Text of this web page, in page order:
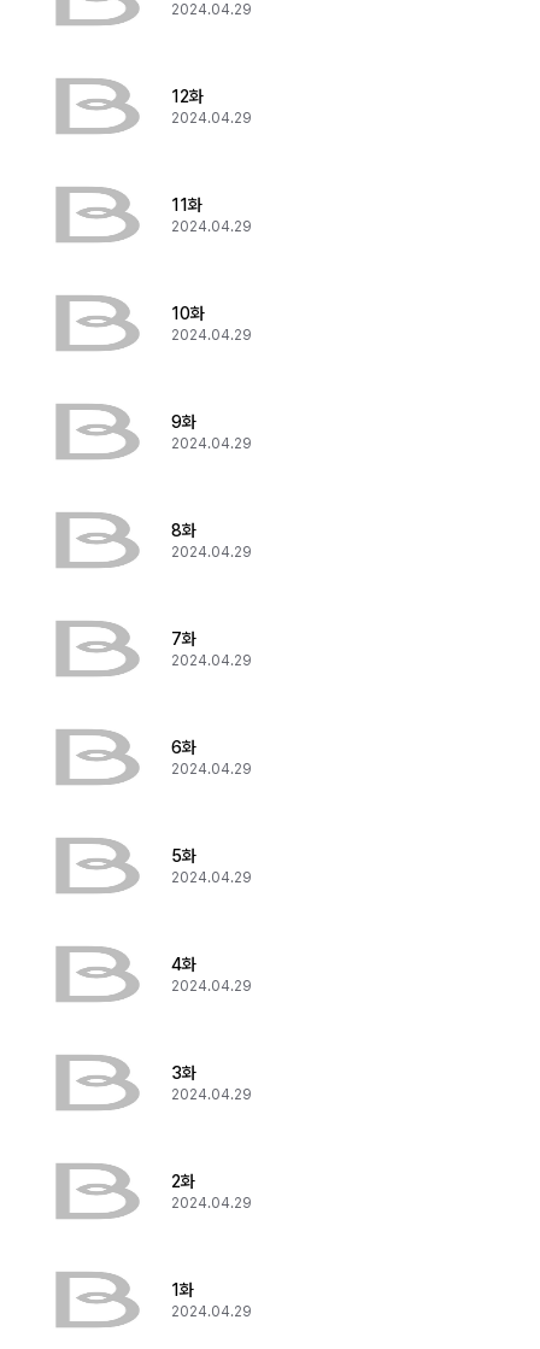
2024.04.29
12화
2024.04.29
11화
2024.04.29
10화
2024.04.29
9화
2024.04.29
8화
2024.04.29
7화
2024.04.29
6화
2024.04.29
5화
2024.04.29
4화
2024.04.29
3화
2024.04.29
2화
2024.04.29
1화
2024.04.29